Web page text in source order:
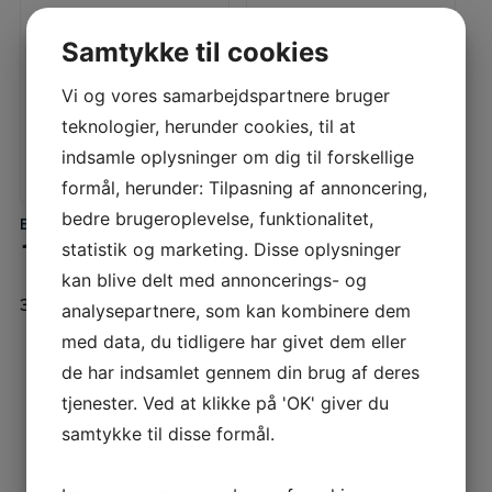
LÆS MERE
Brune B280
1 BEFUGTERSKIVE/MÅTTE/FILTER SÆT
375,00DKK Inkl. moms
LÆS MERE
Brune B280
OVERVÅGNINGS-VENTILARRANGEMENT
4.125,00DKK Inkl. moms
← 1 2 3 4 →
Samtykke til cookies
Vi og vores samarbejdspartnere bruger
teknologier, herunder cookies, til at
indsamle oplysninger om dig til forskellige
formål, herunder: Tilpasning af annoncering,
bedre brugeroplevelse, funktionalitet,
statistik og marketing. Disse oplysninger
kan blive delt med annoncerings- og
analysepartnere, som kan kombinere dem
med data, du tidligere har givet dem eller
de har indsamlet gennem din brug af deres
tjenester. Ved at klikke på 'OK' giver du
samtykke til disse formål.